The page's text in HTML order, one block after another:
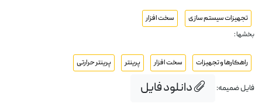
تجهیزات سیستم سازی
سخت افزار
بخشها :
راهکارها و تجهیزات سخت افزار پرینتر پرینتر حرارتی
فایل ضمیمه: دانلود فایل